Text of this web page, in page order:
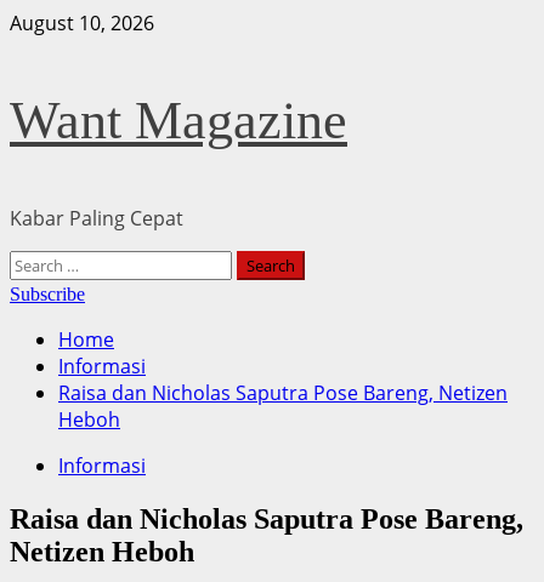
Skip
August 10, 2026
Want Magazine
Kabar Paling Cepat
Primary
Menu
Search
for:
Subscribe
Home
Informasi
Raisa dan Nicholas Saputra Pose Bareng, Netizen
Heboh
Informasi
Raisa dan Nicholas Saputra Pose Bareng,
Netizen Heboh